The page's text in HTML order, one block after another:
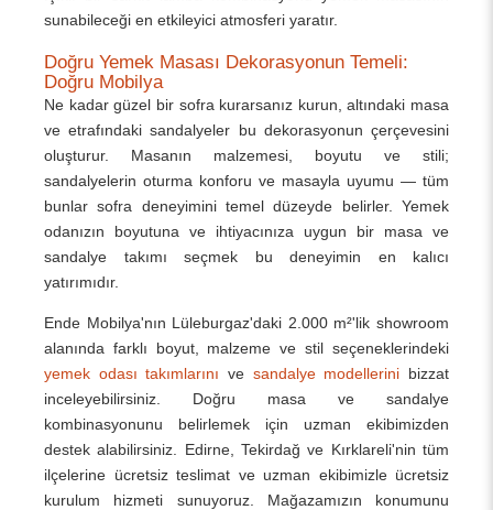
sunabileceği en etkileyici atmosferi yaratır.
Doğru Yemek Masası Dekorasyonun Temeli:
Doğru Mobilya
Ne kadar güzel bir sofra kurarsanız kurun, altındaki masa
ve etrafındaki sandalyeler bu dekorasyonun çerçevesini
oluşturur. Masanın malzemesi, boyutu ve stili;
sandalyelerin oturma konforu ve masayla uyumu — tüm
bunlar sofra deneyimini temel düzeyde belirler. Yemek
odanızın boyutuna ve ihtiyacınıza uygun bir masa ve
sandalye takımı seçmek bu deneyimin en kalıcı
yatırımıdır.
Ende Mobilya'nın Lüleburgaz'daki 2.000 m²'lik showroom
alanında farklı boyut, malzeme ve stil seçeneklerindeki
yemek odası takımlarını ve sandalye modellerini bizzat
inceleyebilirsiniz. Doğru masa ve sandalye
kombinasyonunu belirlemek için uzman ekibimizden
destek alabilirsiniz. Edirne, Tekirdağ ve Kırklareli'nin tüm
ilçelerine ücretsiz teslimat ve uzman ekibimizle ücretsiz
kurulum hizmeti sunuyoruz. Mağazamızın konumunu